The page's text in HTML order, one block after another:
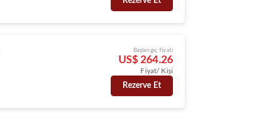
Başlangıç fiyatı
US$ 264.26
Fiyat/ Kişi
Rezerve Et